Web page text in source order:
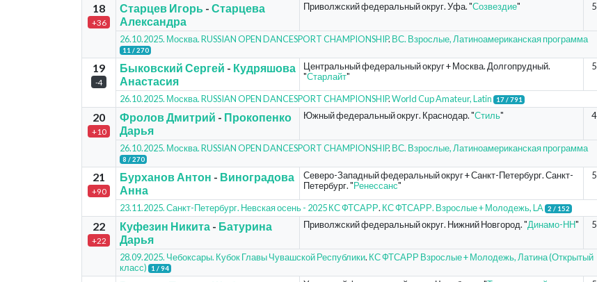
18
+36
Старцев Игорь- Старцева
Александра
Приволжский федеральный округ. Уфа. "Созвездие" 5
26.10.2025. Москва. RUSSIAN OPEN DANCESPORT CHAMPIONSHIP. ВС. Взрослые, Латиноамериканская программа
11 / 270
19
-4
Быковский Сергей - Кудряшова
Анастасия
Центральный федеральный округ + Москва. Долгопрудный.
"Старлайт"
5
26.10.2025. Москва. RUSSIAN OPEN DANCESPORT CHAMPIONSHIP.World Cup Amateur, Latin 17 / 791
20
+10
Фролов Дмитрий - Прокопенко
Дарья
Южный федеральный округ. Краснодар. "Стиль" 4
26.10.2025. Москва. RUSSIAN OPEN DANCESPORT CHAMPIONSHIP. ВС. Взрослые, Латиноамериканская программа
8 / 270
21
+90
Бурханов Антон - Виноградова
Анна
Северо-Западный федеральный округ + Санкт-Петербург. Санкт-
Петербург. "Ренессанс"
5
23.11.2025. Санкт-Петербург. Невская осень - 2025 КС ФТСАРР. КС ФТСАРР. Взрослые + Молодежь, LA 2 / 152
22
+22
Куфезин Никита- Батурина
Дарья
Приволжский федеральный округ. Нижний Новгород. "Динамо-НН" 5
28.09.2025. Чебоксары. Кубок Главы Чувашской Республики. КС ФТСАРР Взрослые + Молодежь, Латина (Открытый
класс)
1 / 94